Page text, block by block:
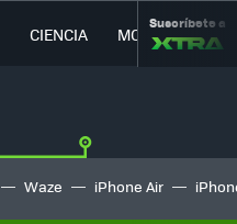
CIENCIA MOVILIDAD
Suscríbete a
Waze iPhone Air